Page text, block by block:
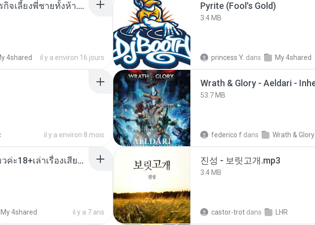
หนูน้อยสู้ชีวิตกับภารกิจเลี้ยงพี่ชายทั้งห้า.pdf
4shared il y a environ 16 jours
Pyrite (Fool's Gold)
3.4 MB
princess Y. dans My 4shared
il y a environ 8 mois
53.7 MB
federico f dans Wrath & Glory
เมียน้อยเหงา พาเสียวค่ะ18+เล่าเรื่องเสียว.mp3
My 4shared il y a 7 ans
진성 - 보릿고개.mp3
3.4 MB
castor-trot dans LHR